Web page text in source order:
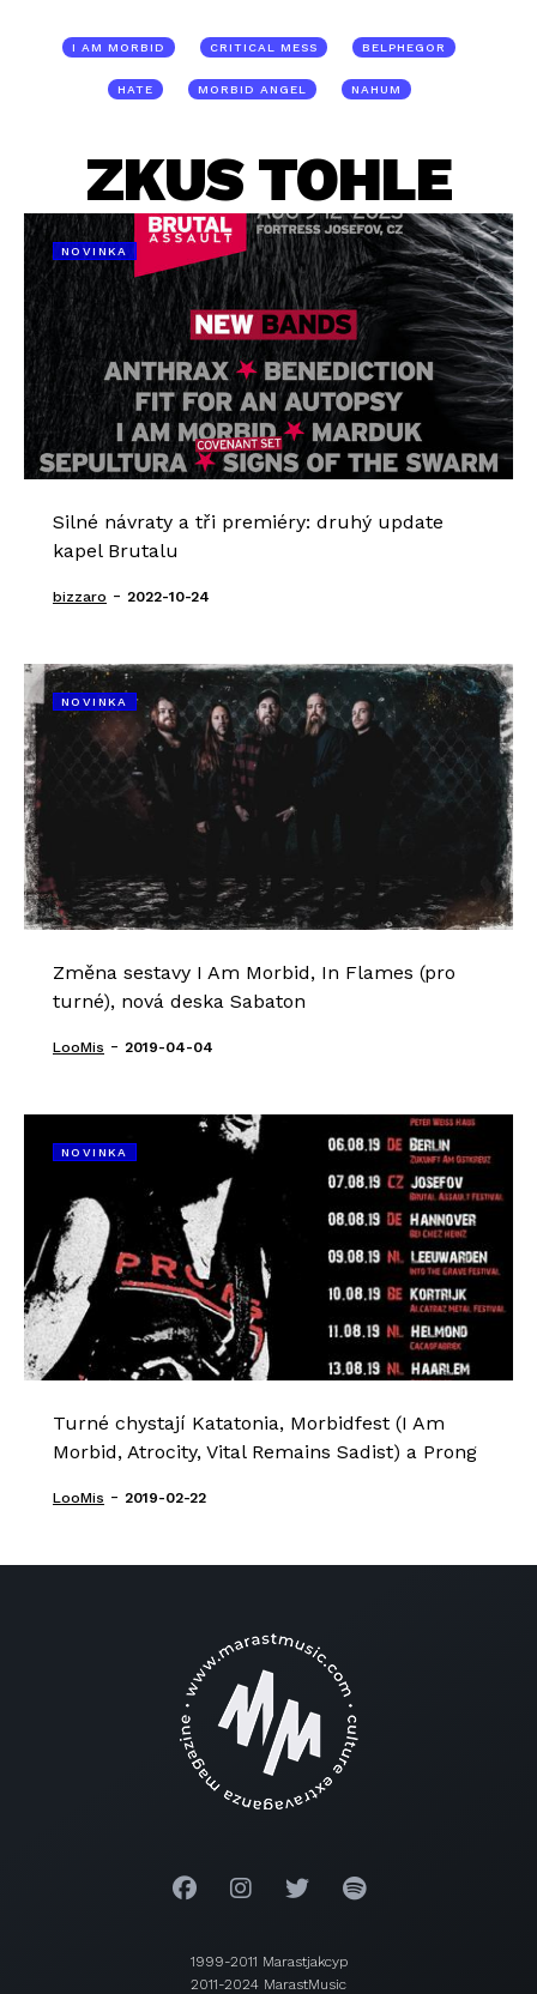
I AM MORBID CRITICAL MESS BELPHEGOR
HATE MORBID ANGEL NAHUM
ZKUS TOHLE
NOVINKA
Silné návraty a tři premiéry: druhý update
kapel Brutalu
bizzaro - 2022-10-24
NOVINKA
Změna sestavy I Am Morbid, In Flames (pro
turné), nová deska Sabaton
LooMis - 2019-04-04
NOVINKA
Turné chystají Katatonia, Morbidfest (I Am
Morbid, Atrocity, Vital Remains Sadist) a Prong
LooMis - 2019-02-22
1999-2011 Marastjakcyp
2011-2024 MarastMusic